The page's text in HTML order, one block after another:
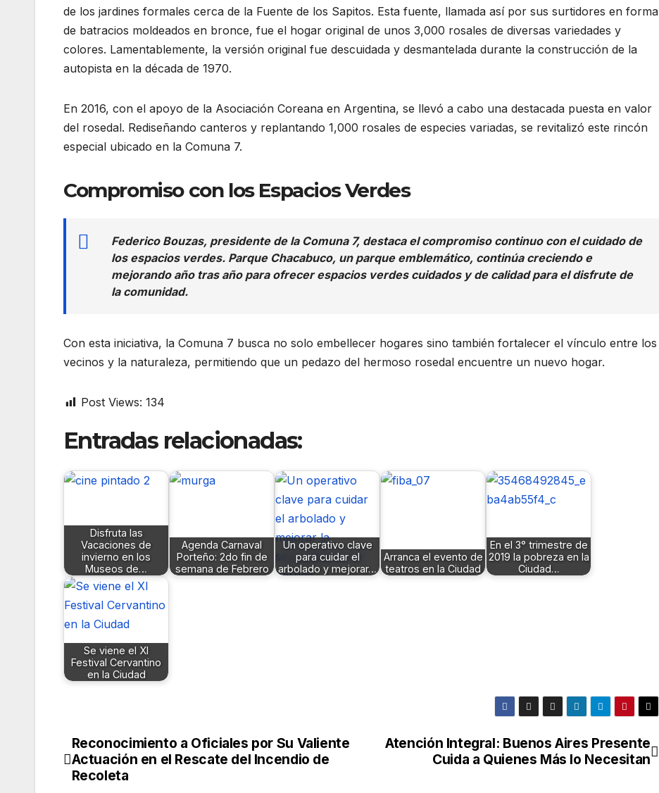
de los jardines formales cerca de la Fuente de los Sapitos. Esta fuente, llamada así por sus surtidores en forma
de batracios moldeados en bronce, fue el hogar original de unos 3,000 rosales de diversas variedades y
colores. Lamentablemente, la versión original fue descuidada y desmantelada durante la construcción de la
autopista en la década de 1970.
En 2016, con el apoyo de la Asociación Coreana en Argentina, se llevó a cabo una destacada puesta en valor
del rosedal. Rediseñando canteros y replantando 1,000 rosales de especies variadas, se revitalizó este rincón
especial ubicado en la Comuna 7.
Compromiso con los Espacios Verdes
Federico Bouzas, presidente de la Comuna 7, destaca el compromiso continuo con el cuidado de
los espacios verdes. Parque Chacabuco, un parque emblemático, continúa creciendo e
mejorando año tras año para ofrecer espacios verdes cuidados y de calidad para el disfrute de
la comunidad.
Con esta iniciativa, la Comuna 7 busca no solo embellecer hogares sino también fortalecer el vínculo entre los
vecinos y la naturaleza, permitiendo que un pedazo del hermoso rosedal encuentre un nuevo hogar.
Post Views: 134
Entradas relacionadas:
Disfruta las
Vacaciones de
invierno en los
Museos de…
Agenda Carnaval
Porteño: 2do fin de
semana de Febrero
Un operativo clave
para cuidar el
arbolado y mejorar…
Arranca el evento de
teatros en la Ciudad
En el 3° trimestre de
2019 la pobreza en la
Ciudad…
Se viene el XI
Festival Cervantino
en la Ciudad
Navegación
de
Atención Integral: Buenos Aires Presente
Cuida a Quienes Más lo Necesitan
Reconocimiento a Oficiales por Su Valiente
Actuación en el Rescate del Incendio de
Recoleta